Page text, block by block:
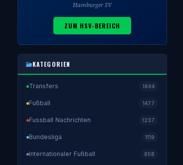
Hamburger SV
ZUM HSV-BEREICH
KATEGORIEN
Transfers 1694
Fußball 1477
Fussball Nachrichten 1237
Bundesliga 1119
Internationaler Fußball 858